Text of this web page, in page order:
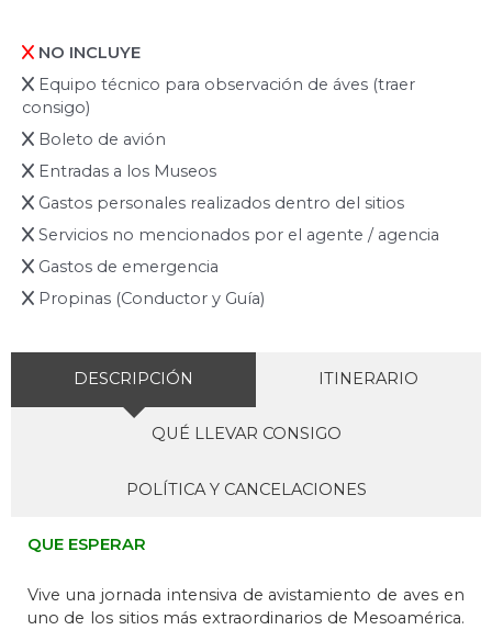
NO INCLUYE
Equipo técnico para observación de áves (traer
consigo)
Boleto de avión
Entradas a los Museos
Gastos personales realizados dentro del sitios
Servicios no mencionados por el agente / agencia
Gastos de emergencia
Propinas (Conductor y Guía)
DESCRIPCIÓN ITINERARIO
QUÉ LLEVAR CONSIGO
POLÍTICA Y CANCELACIONES
QUE ESPERAR
Vive una jornada intensiva de avistamiento de aves en
uno de los sitios más extraordinarios de Mesoamérica.